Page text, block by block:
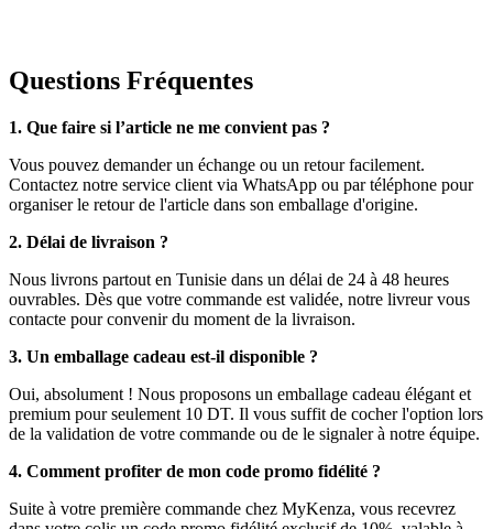
Questions Fréquentes
1. Que faire si l’article ne me convient pas ?
Vous pouvez demander un échange ou un retour facilement.
Contactez notre service client via WhatsApp ou par téléphone pour
organiser le retour de l'article dans son emballage d'origine.
2. Délai de livraison ?
Nous livrons partout en Tunisie dans un délai de 24 à 48 heures
ouvrables. Dès que votre commande est validée, notre livreur vous
contacte pour convenir du moment de la livraison.
3. Un emballage cadeau est-il disponible ?
Oui, absolument ! Nous proposons un emballage cadeau élégant et
premium pour seulement 10 DT. Il vous suffit de cocher l'option lors
de la validation de votre commande ou de le signaler à notre équipe.
4. Comment profiter de mon code promo fidélité ?
Suite à votre première commande chez MyKenza, vous recevrez